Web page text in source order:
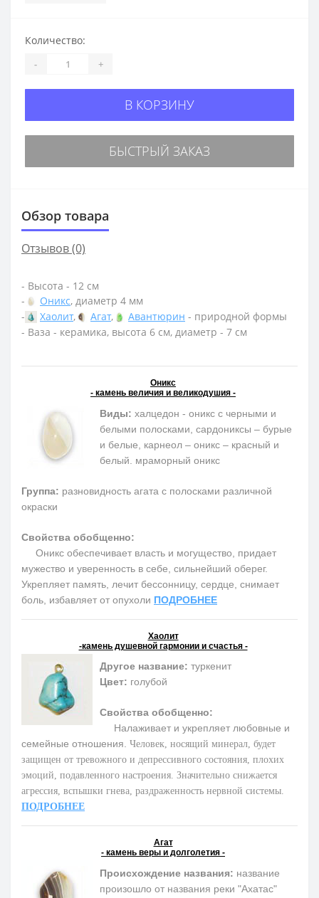
Количество:
- +
В КОРЗИНУ
БЫСТРЫЙ ЗАКАЗ
Обзор товара
Отзывов (0)
- Высота - 12 см
-
Оникс, диаметр 4 мм
-
Хаолит, Агат, Авантюрин - природной формы
- Ваза - керамика, высота 6 см, диаметр - 7 см
Оникс
- камень величия и великодушия -
Виды: халцедон - оникс с черными и
белыми полосками, сардониксы – бурые
и белые, карнеол – оникс – красный и
белый. мраморный оникс
Группа: разновидность агата с полосками различной
окраски
Свойства обобщенно:
Оникс обеспечивает власть и могущество, придает
мужество и уверенность в себе, сильнейший оберег.
Укрепляет память, лечит бессонницу, сердце, снимает
боль, избавляет от опухоли ПОДРОБНЕЕ
Хаолит
-камень душевной гармонии и счастья -
Другое название: туркенит
Цвет: голубой
Свойства обобщенно:
Налаживает и укрепляет любовные и
семейные отношения. Человек, носящий минерал, будет
защищен от тревожного и депрессивного состояния, плохих
эмоций, подавленного настроения. Значительно снижается
агрессия, вспышки гнева, раздраженность нервной системы.
ПОДРОБНЕЕ
Агат
- камень веры и долголетия -
Происхождение названия: название
произошло от названия реки "Ахатас"